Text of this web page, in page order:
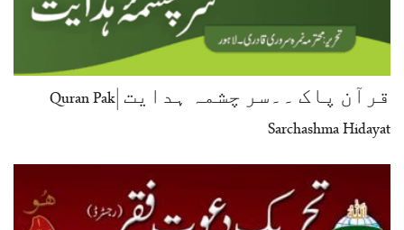
قرآن پاک ۔۔سر چشمہ ہدایت |Quran Pak
Sarchashma Hidayat